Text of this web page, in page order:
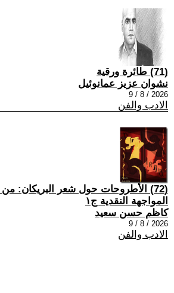
(71) طائرة ورقية
نشوان عزيز عمانوئيل
2026 / 8 / 9
الادب والفن
(72) الأطروحات حول شعر البريكان: من
المواجهة النقدية ج١
كاظم حسن سعيد
2026 / 8 / 9
الادب والفن